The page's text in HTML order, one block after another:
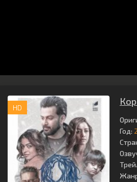
HD
Год: